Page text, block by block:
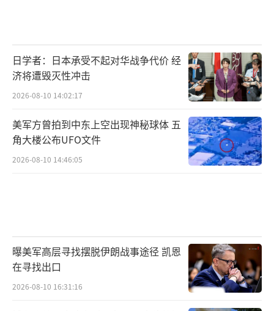
日学者：日本承受不起对华战争代价 经
济将遭毁灭性冲击
2026-08-10 14:02:17
美军方曾拍到中东上空出现神秘球体 五
角大楼公布UFO文件
2026-08-10 14:46:05
曝美军高层寻找摆脱伊朗战事途径 凯恩
在寻找出口
2026-08-10 16:31:16